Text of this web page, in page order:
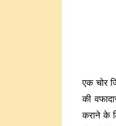
एक चोर
की
कराने के